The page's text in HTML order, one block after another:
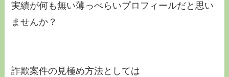
実績が何も無い薄っぺらいプロフィールだと思い
ませんか？
詐欺案件の見極め方法としては